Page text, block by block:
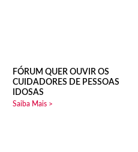
FÓRUM QUER OUVIR OS
CUIDADORES DE PESSOAS
IDOSAS
Saiba Mais >